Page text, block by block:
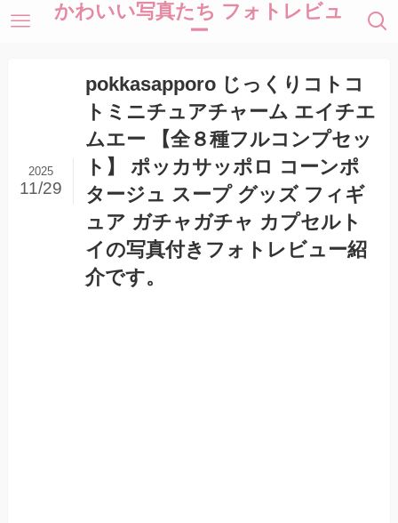
かわいい写真たち フォトレビュ
ー
pokkasapporo じっくりコトコ
トミニチュアチャーム エイチエ
ムエー 【全８種フルコンプセッ
ト】 ポッカサッポロ コーンポ
タージュ スープ グッズ フィギ
ュア ガチャガチャ カプセルト
イの写真付きフォトレビュー紹
介です。
2025
11/29